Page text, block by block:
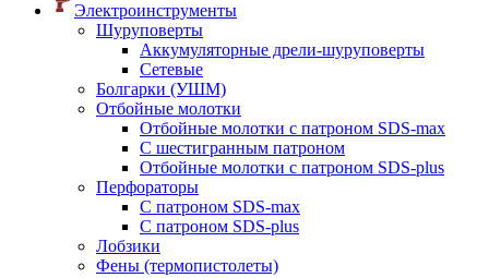
Электроинструменты
Шуруповерты
Аккумуляторные дрели-шуруповерты
Сетевые
Болгарки (УШМ)
Отбойные молотки
Отбойные молотки с патроном SDS-max
С шестигранным патроном
Отбойные молотки с патроном SDS-plus
Перфораторы
С патроном SDS-max
С патроном SDS-plus
Лобзики
Фены (термопистолеты)